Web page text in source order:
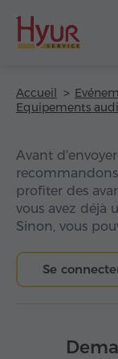
Accueil
Equipements
Avant
profiter des
vous avez déjà
Sinon, vous
Se